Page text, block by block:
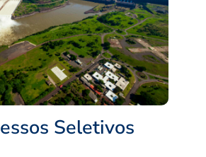
Seletivos